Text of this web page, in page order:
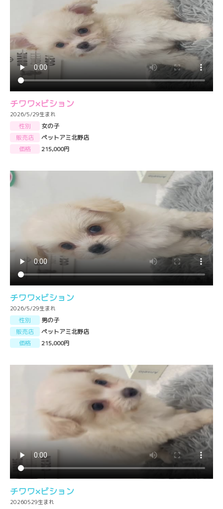
チワワ×ビション
2026/5/29生まれ
性別
女の子
販売店
ペットアミ北野店
価格
215,000円
チワワ×ビション
2026/5/29生まれ
性別
男の子
販売店
ペットアミ北野店
価格
215,000円
チワワ×ビション
20260529生まれ